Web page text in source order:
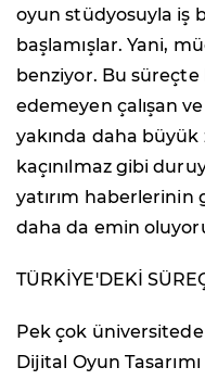
oyun stüdyosuyla iş
başlamışlar. Yani,
benziyor. Bu
edemeyen çalışan
yakında daha büyük
kaçınılmaz gibi
yatırım
daha da emin
TÜRKİYE'DEKİ
Pek çok
Dijital Oyun